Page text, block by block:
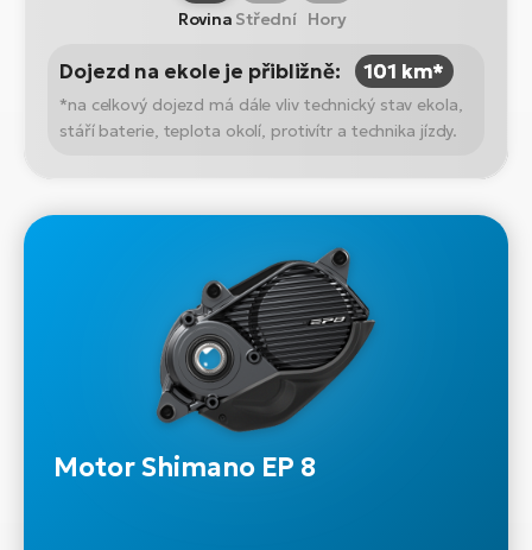
Rovina Střední Hory
Dojezd na ekole je přibližně: 101 km*
*na celkový dojezd má dále vliv technický stav ekola,
stáří baterie, teplota okolí, protivítr a technika jízdy.
Motor Shimano EP 8